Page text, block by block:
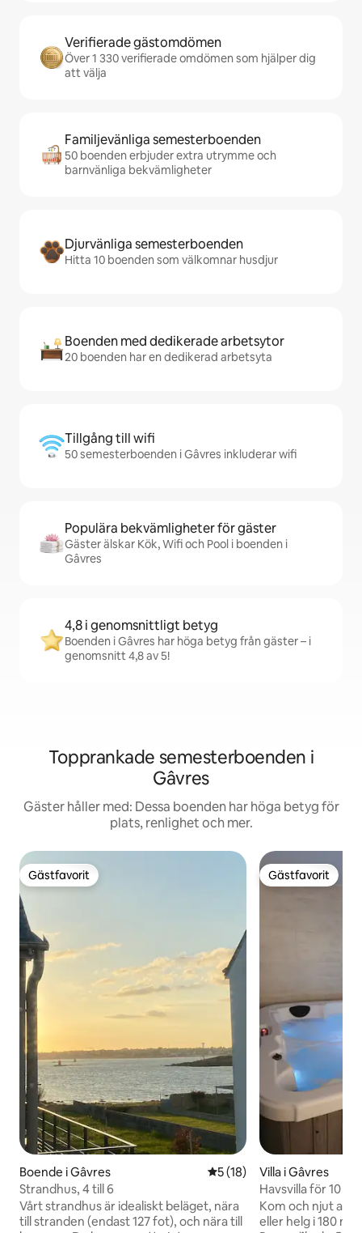
Verifierade gästomdömen
Över 1 330 verifierade omdömen som hjälper dig
att välja
Familjevänliga semesterboenden
50 boenden erbjuder extra utrymme och
barnvänliga bekvämligheter
Djurvänliga semesterboenden
Hitta 10 boenden som välkomnar husdjur
Boenden med dedikerade arbetsytor
20 boenden har en dedikerad arbetsyta
Tillgång till wifi
50 semesterboenden i Gâvres inkluderar wifi
Populära bekvämligheter för gäster
Gäster älskar Kök, Wifi och Pool i boenden i
Gâvres
4,8 i genomsnittligt betyg
Boenden i Gâvres har höga betyg från gäster – i
genomsnitt 4,8 av 5!
Topprankade semesterboenden i
Gâvres
Gäster håller med: Dessa boenden har höga betyg för
plats, renlighet och mer.
Gästfavorit
Gästfavorit
Boende i Gâvres 5 av 5 i genomsnittligt
5 (18)
Strandhus, 4 till 6
Vårt strandhus är idealiskt beläget, nära
till stranden (endast 127 fot), och nära till
Gästfavorit
Gästfavorit
Villa i Gâvres
Havsvilla för 10 personer
havsutsikt
Kom och njut av
eller helg i 180 m2